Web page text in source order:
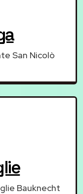
San Nicolò
Bauknecht